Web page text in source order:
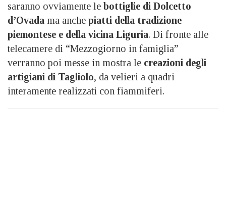
saranno ovviamente le bottiglie di Dolcetto
d’Ovada ma anche piatti della tradizione
piemontese e della vicina Liguria. Di fronte alle
telecamere di “Mezzogiorno in famiglia”
verranno poi messe in mostra le creazioni degli
artigiani di Tagliolo, da velieri a quadri
interamente realizzati con fiammiferi.